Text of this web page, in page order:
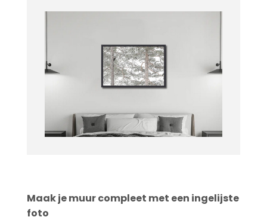
Maak je muur compleet met een ingelijste
foto